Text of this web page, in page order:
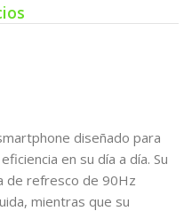
diseñado para
en su día a día. Su
de refresco de 90Hz
mientras que su